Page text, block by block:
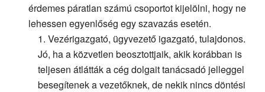
érdemes páratlan számú csoportot kijelölni, hogy ne
lehessen egyenlőség egy szavazás esetén.
Vezérigazgató, ügyvezető igazgató, tulajdonos.
Jó, ha a közvetlen beosztottjaik, akik korábban is
teljesen átlátták a cég dolgait tanácsadó jelleggel
besegítenek a vezetőknek, de nekik nincs döntési